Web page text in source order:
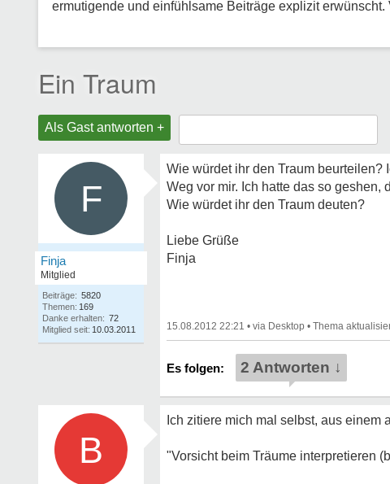
ermutigende und einfühlsame Beiträge explizit
Ein Traum
Als Gast antworten +
F
Finja
Mitglied
Beiträge: 5820
Themen: 169
Danke erhalten: 72
Mitglied seit: 10.03.2011
Wie würdet ihr den Traum beurteilen?
Weg vor mir. Ich hatte das so
Wie würdet ihr den Traum deuten?
Liebe Grüße
Finja
15.08.2012 22:21 • •
2 Antworten ↓
B
Ich zitiere mich mal selbst, aus einem
"Vorsicht beim Träume interpretieren